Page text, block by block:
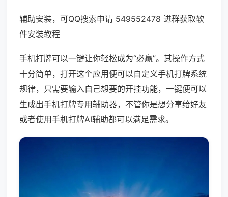
辅助安装，可QQ搜索申请 549552478 进群获取软
件安装教程
手机打牌可以一键让你轻松成为“必赢”。其操作方式
十分简单，打开这个应用便可以自定义手机打牌系统
规律，只需要输入自己想要的开挂功能，一键便可以
生成出手机打牌专用辅助器，不管你是想分享给好友
或者使用手机打牌AI辅助都可以满足需求。